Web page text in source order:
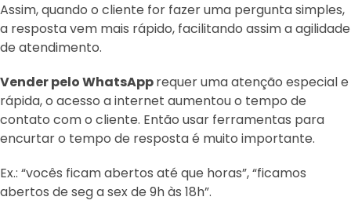
Assim, quando o cliente for fazer uma pergunta simples,
a resposta vem mais rápido, facilitando assim a agilidade
de atendimento.
Vender pelo WhatsApprequer uma atenção especial e
rápida, o acesso a internet aumentou o tempo de
contato com o cliente. Então usar ferramentas para
encurtar o tempo de resposta é muito importante.
Ex.: “vocês ficam abertos até que horas”, “ficamos
abertos de seg a sex de 9h às 18h”.